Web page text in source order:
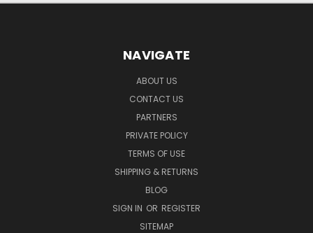
NAVIGATE
ABOUT US
CONTACT US
PARTNERS
PRIVATE POLICY
TERMS OF USE
SHIPPING & RETURNS
BLOG
SIGN IN OR REGISTER
SITEMAP